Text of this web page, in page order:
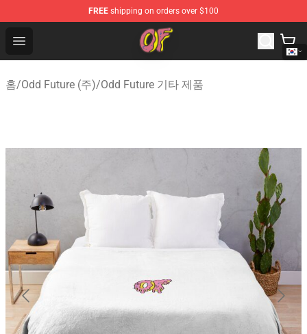
FREE shipping on orders over $100
Open menu
Odd Future Shop - Official Odd Future Merchandise Store
홈/Odd Future (주)/Odd Future 기타 제품